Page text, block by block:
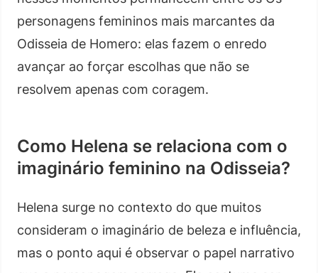
personagens femininos mais marcantes da
Odisseia de Homero: elas fazem o enredo
avançar ao forçar escolhas que não se
resolvem apenas com coragem.
Como Helena se relaciona com o
imaginário feminino na Odisseia?
Helena surge no contexto do que muitos
consideram o imaginário de beleza e influência,
mas o ponto aqui é observar o papel narrativo